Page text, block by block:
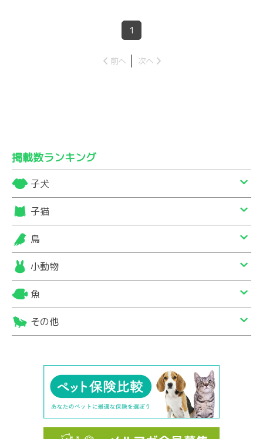
1
前へ 次へ
掲載数ランキング
子犬
子猫
鳥
小動物
魚
その他